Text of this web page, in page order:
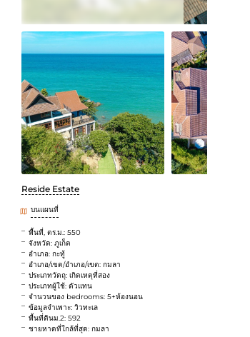
Reside Estate
บนแผนที่
พื้นที่, ตร.ม.: 550
จังหวัด: ภูเก็ต
อำเภอ: กะทู้
อำเภอ/เขต/อำเภอ/เขต: กมลา
ประเภทวัตถุ: เกิดเหตุที่สอง
ประเภทผู้ใช้: ตัวแทน
จำนวนของ bedrooms: 5+ห้องนอน
ข้อมูลจำเพาะ: วิวทะเล
พื้นที่ดินม.2: 592
ชายหาดที่ใกล้ที่สุด: กมลา